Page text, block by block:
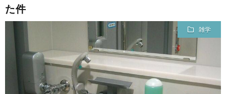
た件
雑学